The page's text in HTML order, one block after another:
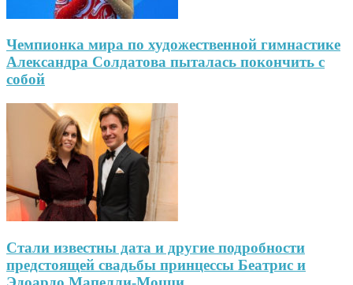
Чемпионка мира по художественной гимнастике
Александра Солдатова пыталась покончить с
собой
Стали известны дата и другие подробности
предстоящей свадьбы принцессы Беатрис и